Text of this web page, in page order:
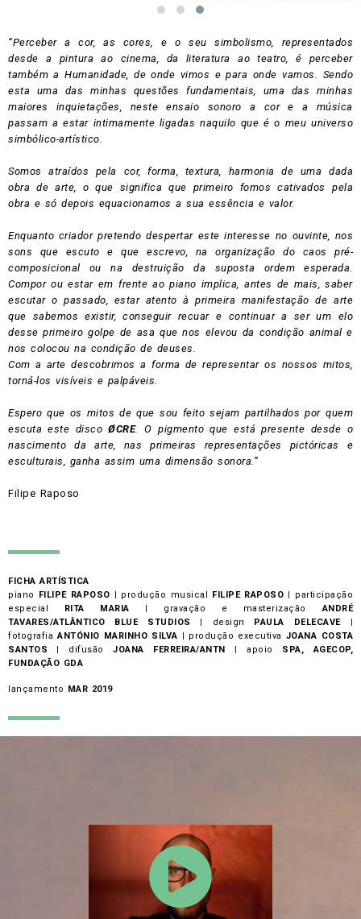
“Perceber a cor, as cores, e o seu simbolismo, representados
desde a pintura ao cinema, da literatura ao teatro, é perceber
também a Humanidade, de onde vimos e para onde vamos. Sendo
esta uma das minhas questões fundamentais, uma das minhas
maiores inquietações, neste ensaio sonoro a cor e a música
passam a estar intimamente ligadas naquilo que é o meu universo
simbólico-artístico.
Somos atraídos pela cor, forma, textura, harmonia de uma dada
obra de arte, o que significa que primeiro fomos cativados pela
obra e só depois equacionamos a sua essência e valor.
Enquanto criador pretendo despertar este interesse no ouvinte, nos
sons que escuto e que escrevo, na organização do caos pré-
composicional ou na destruição da suposta ordem esperada.
Compor ou estar em frente ao piano implica, antes de mais, saber
escutar o passado, estar atento à primeira manifestação de arte
que sabemos existir, conseguir recuar e continuar a ser um elo
desse primeiro golpe de asa que nos elevou da condição animal e
nos colocou na condição de deuses.
Com a arte descobrimos a forma de representar os nossos mitos,
torná-los visíveis e palpáveis.
Espero que os mitos de que sou feito sejam partilhados por quem
escuta este discoØCRE. O pigmento que está presente desde o
nascimento da arte, nas primeiras representações pictóricas e
esculturais, ganha assim uma dimensão sonora.”
Filipe Raposo
FICHA ARTÍSTICA
piano
FILIPE RAPOSO | produção musical FILIPE RAPOSO
participação
especial
RITA MARIA | gravação e masterizaçãoANDRÉ
TAVARES/ATLÂNTICO BLUE STUDIOS |
design
PAULA DELECAVE |
fotografia ANTÓNIO MARINHO SILVA | produção executiva JOANA COSTA
SANTOS | difusãoJOANA FERREIRA/ANTN |apoio SPA, AGECOP,
FUNDAÇÃO GDA
lançamento MAR 2019